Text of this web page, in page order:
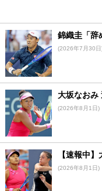
錦織圭「辞
(2026年7月30日
大坂なおみ
(2026年8月1日)
【速報中
(2026年8月1日)